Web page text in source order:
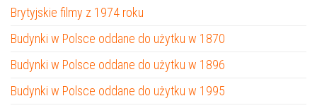
Brytyjskie filmy z 1974 roku
Budynki w Polsce oddane do użytku w 1870
Budynki w Polsce oddane do użytku w 1896
Budynki w Polsce oddane do użytku w 1995